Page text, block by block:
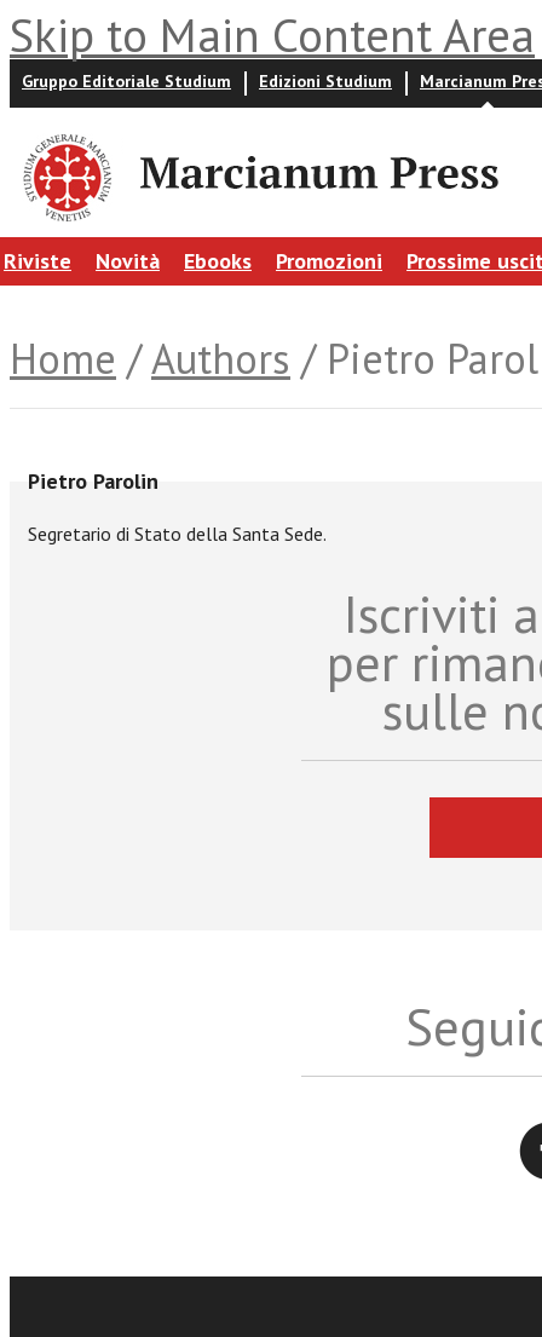
Skip to Main Content Area
Gruppo Editoriale Studium Edizioni Studium Marcianum
Riviste Novità Ebooks Promozioni Prossime
Home /Authors / Pietro
Pietro Parolin
Segretario di Stato della Santa Sede.
Iscriviti
per
sulle